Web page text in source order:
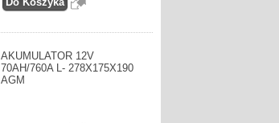
AKUMULATOR 12V
70AH/760A L- 278X175X190
AGM